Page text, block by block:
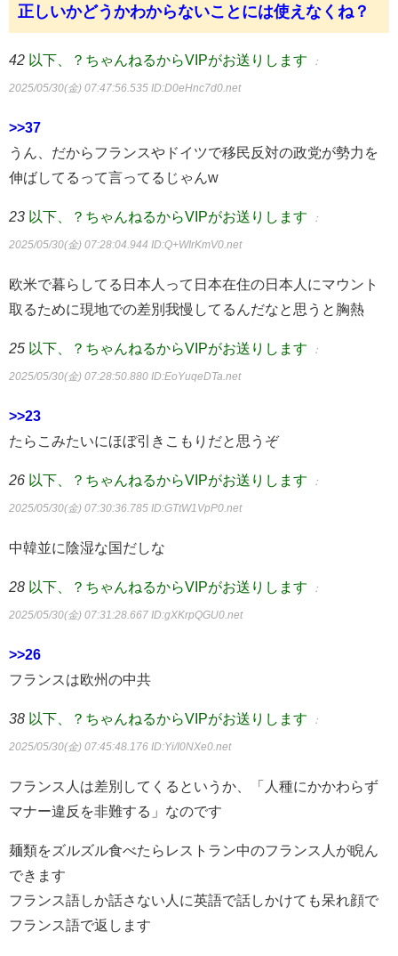
正しいかどうかわからないことには使えなくね？
42 以下、？ちゃんねるからVIPがお送りします ：
2025/05/30(金) 07:47:56.535 ID:D0eHnc7d0.net
>>37
うん、だからフランスやドイツで移民反対の政党が勢力を
伸ばしてるって言ってるじゃんw
23 以下、？ちゃんねるからVIPがお送りします ：
2025/05/30(金) 07:28:04.944 ID:Q+WIrKmV0.net
欧米で暮らしてる日本人って日本在住の日本人にマウント
取るために現地での差別我慢してるんだなと思うと胸熱
25 以下、？ちゃんねるからVIPがお送りします ：
2025/05/30(金) 07:28:50.880 ID:EoYuqeDTa.net
>>23
たらこみたいにほぼ引きこもりだと思うぞ
26 以下、？ちゃんねるからVIPがお送りします ：
2025/05/30(金) 07:30:36.785 ID:GTtW1VpP0.net
中韓並に陰湿な国だしな
28 以下、？ちゃんねるからVIPがお送りします ：
2025/05/30(金) 07:31:28.667 ID:gXKrpQGU0.net
>>26
フランスは欧州の中共
38 以下、？ちゃんねるからVIPがお送りします ：
2025/05/30(金) 07:45:48.176 ID:Yi/I0NXe0.net
フランス人は差別してくるというか、「人種にかかわらず
マナー違反を非難する」なのです
麺類をズルズル食べたらレストラン中のフランス人が睨ん
できます
フランス語しか話さない人に英語で話しかけても呆れ顔で
フランス語で返します